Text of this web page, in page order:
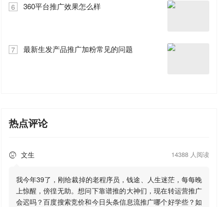
6 360平台推广效果怎么样
7 最新生发产品推广加粉常见的问题
热点评论
 文生 14388 人阅读
我今年39了，刚给裁掉的老程序员，钱途、人生迷茫，每每晚
上惊醒，傍徨无助。想问下靠谱推的大神们，现在转运营推广
会迟吗？百度搜索竞价和今日头条信息流推广哪个好学些？如